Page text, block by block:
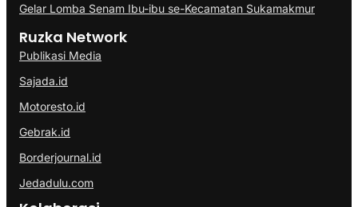
Gelar Lomba Senam Ibu-ibu se-Kecamatan Sukamakmur
Ruzka Network
Publikasi Media
Sajada.id
Motoresto.id
Gebrak.id
Borderjournal.id
Jedadulu.com